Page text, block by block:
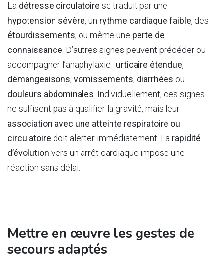
La détresse circulatoire se traduit par une
hypotension sévère, un rythme cardiaque faible, des
étourdissements, ou même une perte de
connaissance. D’autres signes peuvent précéder ou
accompagner l’anaphylaxie : urticaire étendue,
démangeaisons, vomissements, diarrhées ou
douleurs abdominales. Individuellement, ces signes
ne suffisent pas à qualifier la gravité, mais leur
association avec une atteinte respiratoire ou
circulatoire doit alerter immédiatement. La rapidité
d’évolution vers un arrêt cardiaque impose une
réaction sans délai.
Mettre en œuvre les gestes de
secours adaptés